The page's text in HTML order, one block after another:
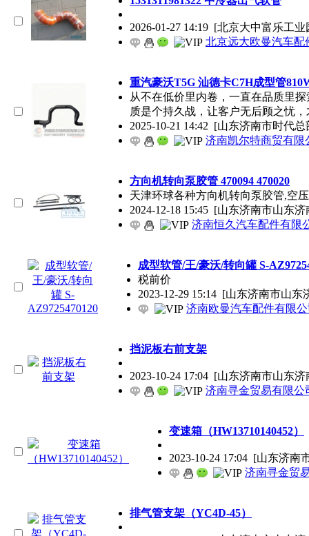
2026-01-27 14:19 [北京大中富乐工业
北京远大欧曼汽车配
重汽豪沃T5G 汕德卡C7H成型管
从不在低价里内卷，一直在品质里
质是个持久战，让客户无后顾之忧，
2025-10-21 14:42 [山东济南市时代总
济南凯尔特商贸有限
方向机转向泵胶管 470094 470020
天津环球各种方向机转向泵胶管,空
2024-12-18 15:45 [山东济南市山东
济南恒久汽车配件有限
成型软管/王/豪沃/转向罐 S-
税前价
2023-12-29 15:14 [山东济南市山东
济南欧曼汽车配件有限
挡泥板右前支架
2023-10-24 17:04 [山东济南市山东
济南寻金贸易有限公
变速箱（HW13710140452）
2023-10-24 17:04 [山东济南
济南寻金贸
排气管支架（YC4D-45）